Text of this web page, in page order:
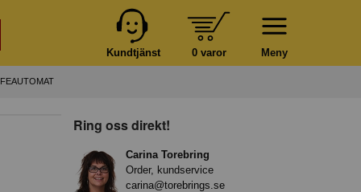
Meny
0 varor
Kundtjänst
Ring oss direkt!
Carina Torebring
Order, kundservice
carina@torebrings.se